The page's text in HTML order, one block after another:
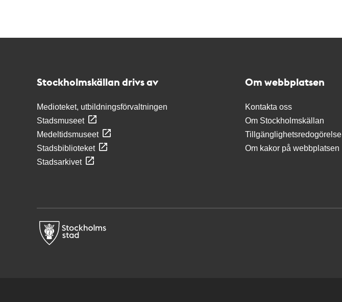
Stockholmskällan drivs av
Medioteket, utbildningsförvaltningen
Stadsmuseet
Medeltidsmuseet
Stadsbiblioteket
Stadsarkivet
Om webbplatsen
Kontakta oss
Om Stockholmskällan
Tillgänglighetsredogörelse
Om kakor på webbplatsen